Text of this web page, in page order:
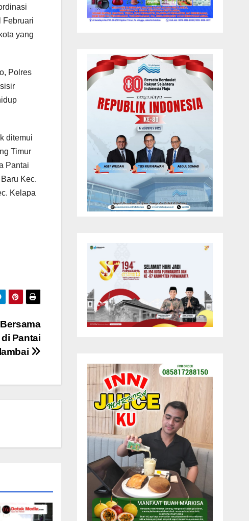
Februari
yang
Polres
ditemui
Timur
Pantai
Kec.
Kelapa
Pantai